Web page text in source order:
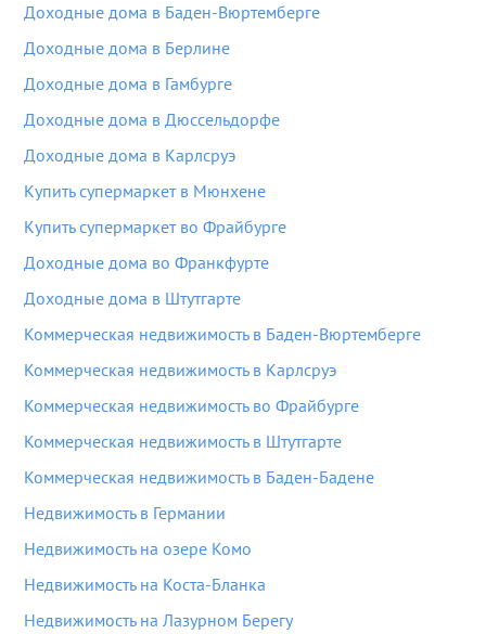
Доходные дома в Баден-Вюртемберге
Доходные дома в Берлине
Доходные дома в Гамбурге
Доходные дома в Дюссельдорфе
Доходные дома в Карлсруэ
Купить супермаркет в Мюнхене
Купить супермаркет во Фрайбурге
Доходные дома во Франкфурте
Доходные дома в Штутгарте
Коммерческая недвижимость в Баден-Вюртемберге
Коммерческая недвижимость в Карлсруэ
Коммерческая недвижимость во Фрайбурге
Коммерческая недвижимость в Штутгарте
Коммерческая недвижимость в Баден-Бадене
Недвижимость в Германии
Недвижимость на озере Комо
Недвижимость на Коста-Бланка
Недвижимость на Лазурном Берегу